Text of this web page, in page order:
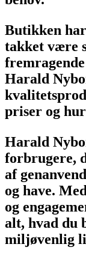
Butikken
takket være
Harald
priser og
Harald
forbrugere,
af
og have.
og
alt, hvad du
miljøvenlig